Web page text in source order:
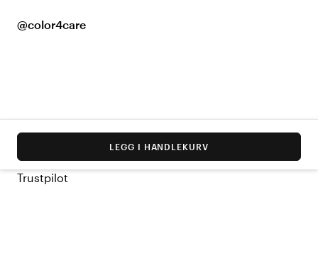
@color4care
LEGG I HANDLEKURV
Trustpilot